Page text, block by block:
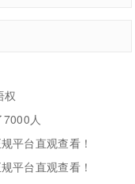
权
人
平台直观查看！
平台直观查看！